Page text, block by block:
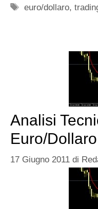
Tag
euro/dollaro,
Analisi
Euro/Dollaro
17 Giugno 2011 di